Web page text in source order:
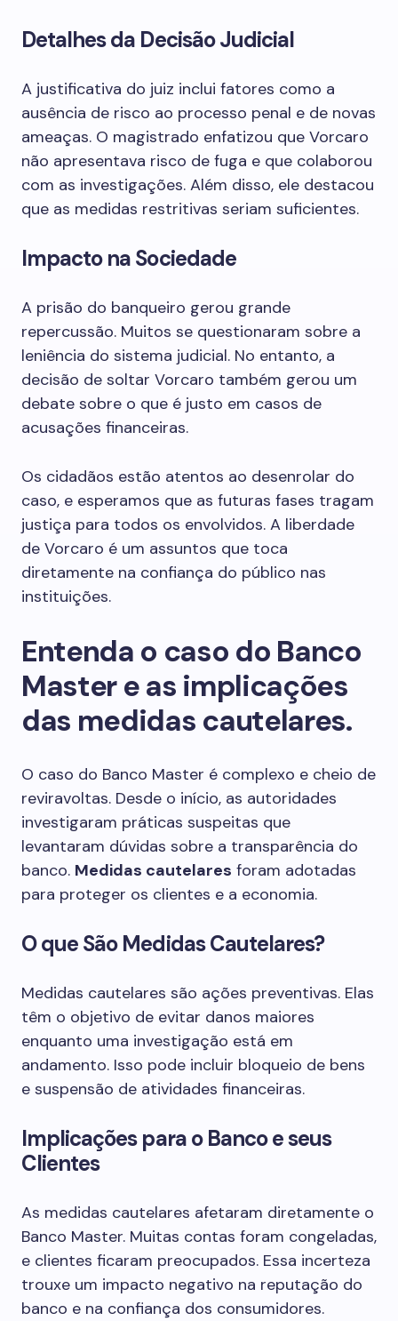
Detalhes da Decisão Judicial
A justificativa do juiz inclui fatores como a
ausência de risco ao processo penal e de novas
ameaças. O magistrado enfatizou que Vorcaro
não apresentava risco de fuga e que colaborou
com as investigações. Além disso, ele destacou
que as medidas restritivas seriam suficientes.
Impacto na Sociedade
A prisão do banqueiro gerou grande
repercussão. Muitos se questionaram sobre a
leniência do sistema judicial. No entanto, a
decisão de soltar Vorcaro também gerou um
debate sobre o que é justo em casos de
acusações financeiras.
Os cidadãos estão atentos ao desenrolar do
caso, e esperamos que as futuras fases tragam
justiça para todos os envolvidos. A liberdade
de Vorcaro é um assuntos que toca
diretamente na confiança do público nas
instituições.
Entenda o caso do Banco
Master e as implicações
das medidas cautelares.
O caso do Banco Master é complexo e cheio de
reviravoltas. Desde o início, as autoridades
investigaram práticas suspeitas que
levantaram dúvidas sobre a transparência do
banco. Medidas cautelares foram adotadas
para proteger os clientes e a economia.
O que São Medidas Cautelares?
Medidas cautelares são ações preventivas. Elas
têm o objetivo de evitar danos maiores
enquanto uma investigação está em
andamento. Isso pode incluir bloqueio de bens
e suspensão de atividades financeiras.
Implicações para o Banco e seus
Clientes
As medidas cautelares afetaram diretamente o
Banco Master. Muitas contas foram congeladas,
e clientes ficaram preocupados. Essa incerteza
trouxe um impacto negativo na reputação do
banco e na confiança dos consumidores.